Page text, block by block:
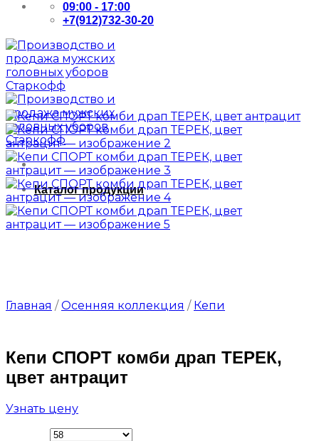
09:00 - 17:00
+7(912)732-30-20
Каталог продукции
Главная / Осенняя коллекция / Кепи
Кепи СПОРТ комби драп ТЕРЕК,
цвет антрацит
Узнать цену